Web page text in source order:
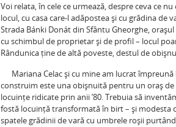
Voi relata, în cele ce urmează, despre ceva ce
locul, cu casa care-l adăpostea și cu grădina de
Strada Bánki Donát din Sfântu Gheorghe,
cu schimbul de proprietar și de profil – locul
Rândunica ține de altă poveste, destul de
Mariana Celac și cu mine am lucrat împreună
construim este una obișnuită pentru un oraș
locuințe ridicate prin anii ’80. Trebuia să
fostă locuință transformată în birt – și modesta
spatele grădinii de vară cu umbrele roșii purtând